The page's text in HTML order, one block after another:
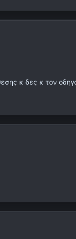
κ δες κ τον